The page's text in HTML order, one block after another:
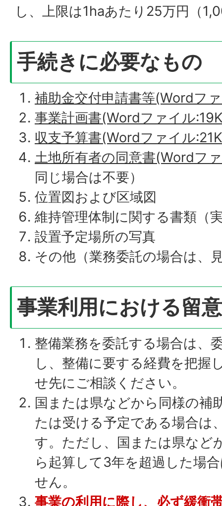
し、上限は1haあたり25万円（
手続きに必要なもの
補助金交付申請書等(Wordフ
事業計画書(Wordファイル
収支予算書(Wordファイル
土地所有者の同意書(Wordフ
同じ場合は不要）
位置図および区域図
維持管理体制に関する書類（
設置予定場所の写真
その他（業務委託の場合は、
事業利用における留
整備業務を委託する場合は、
し、整備に要する経費を把握
せ先にご相談ください。
国または県などから同様の補
たは受ける予定である場合は
す。ただし、国または県など
ら起算して3年を超過した場
せん。
事業の利用に際し、必ず緩衝